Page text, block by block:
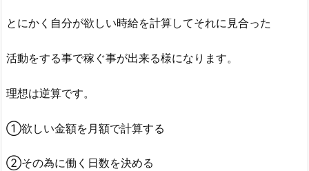
とにかく自分が欲しい時給を計算してそれに見合った
活動をする事で稼ぐ事が出来る様になります。
理想は逆算です。
①欲しい金額を月額で計算する
②その為に働く日数を決める